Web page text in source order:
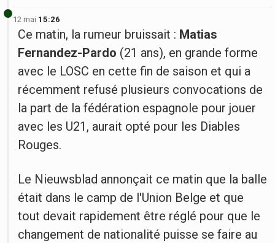
12 mai 15:26
Ce matin, la rumeur bruissait : Matias
Fernandez-Pardo (21 ans), en grande forme
avec le LOSC en cette fin de saison et qui a
récemment refusé plusieurs convocations de
la part de la fédération espagnole pour jouer
avec les U21, aurait opté pour les Diables
Rouges.
Le Nieuwsblad annonçait ce matin que la balle
était dans le camp de l'Union Belge et que
tout devait rapidement être réglé pour que le
changement de nationalité puisse se faire au